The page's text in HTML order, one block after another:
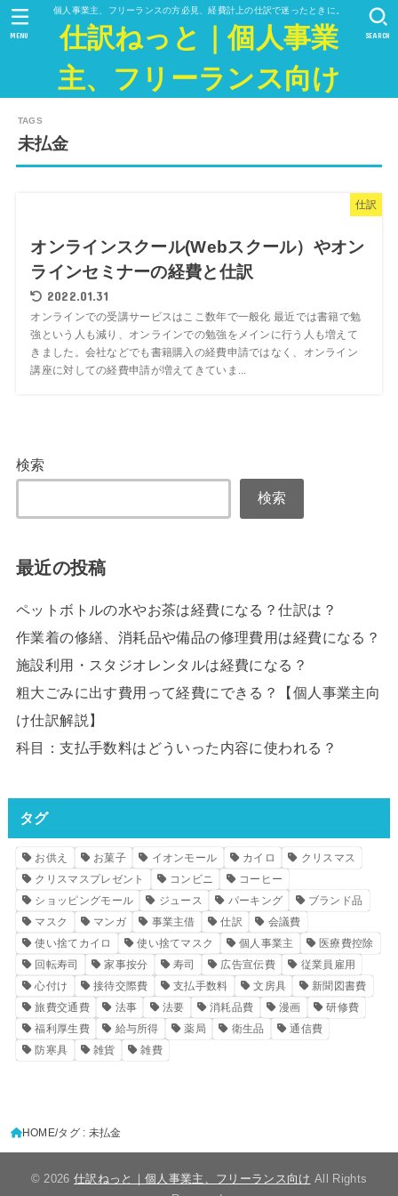
個人事業主、フリーランスの方必見、経費計上の仕訳で迷ったときに。
仕訳ねっと｜個人事業
主、フリーランス向け
SEARCH
MENU
未払金
仕訳
オンラインスクール(Webスクール）やオン
ラインセミナーの経費と仕訳
2022.01.31
オンラインでの受講サービスはここ数年で一般化 最近では書籍で勉
強という人も減り、オンラインでの勉強をメインに行う人も増えて
きました。会社などでも書籍購入の経費申請ではなく、オンライン
講座に対しての経費申請が増えてきていま...
検索
検索
最近の投稿
ペットボトルの水やお茶は経費になる？仕訳は？
作業着の修繕、消耗品や備品の修理費用は経費になる？
施設利用・スタジオレンタルは経費になる？
粗大ごみに出す費用って経費にできる？【個人事業主向
け仕訳解説】
科目：支払手数料はどういった内容に使われる？
タグ
お供え お菓子 イオンモール カイロ
クリスマス
クリスマスプレゼント
コンビニ
コーヒー
ショッピングモール
ジュース パーキング
ブランド品
マスク
マンガ 事業主借 仕訳
会議費
使い捨てカイロ
使い捨てマスク 個人事業主
医療費控除
回転寿司
家事按分 寿司 広告宣伝費
従業員雇用
心付け
接待交際費 支払手数料 文房具
新聞図書費
旅費交通費
法事 法要 消耗品費 漫画
研修費
福利厚生費
給与所得 薬局 衛生品
通信費
防寒具
雑貨 雑費
HOME タグ : 未払金
© 2026仕訳ねっと｜個人事業主、フリーランス向け All Rights